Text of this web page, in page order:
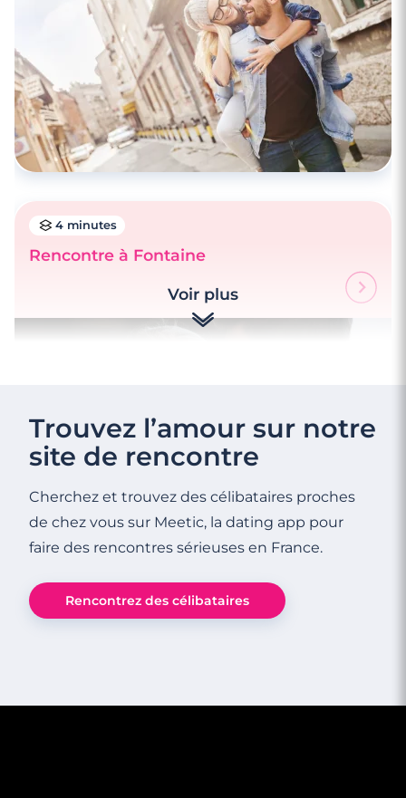
4 minutes
Rencontre à Fontaine
4 minutes
Voir plus
Trouvez l’amour sur notre
site de rencontre
Cherchez et trouvez des célibataires proches
de chez vous sur Meetic, la dating app pour
faire des rencontres sérieuses en France.
Rencontrez des célibataires